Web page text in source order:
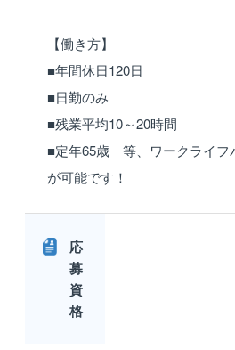
【働き方】
■年間休日120日
■日勤のみ
■残業平均10～20時間
■定年65歳 等、ワークライフ
が可能です！
応
募
資
格